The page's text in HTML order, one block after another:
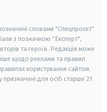
словами "Спецпроєкт"
з позначкою "Експерт",
та героїв. Редакція може
щодо реклами та правил
користування сайтом.
призначені для осіб старше 21